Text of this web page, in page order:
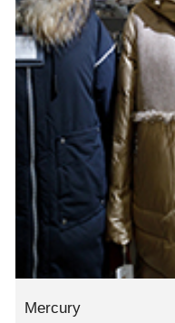
Mercury